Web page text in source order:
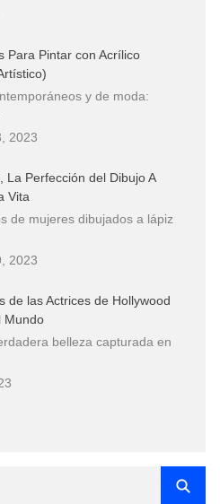
Para Pintar con Acrílico
y de moda:
2023
La Perfección del Dibujo A
Vita
de mujeres dibujados a lápiz
2023
de las Actrices de Hollywood
Mundo
belleza capturada en